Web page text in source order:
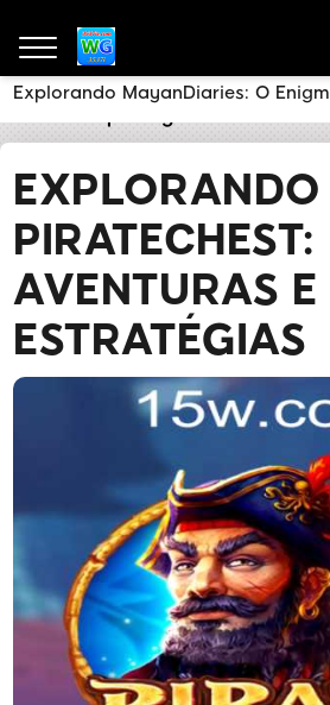
EXPLORANDO
PIRATECHEST:
AVENTURAS E
ESTRATÉGIAS
Explorando MayanDiaries: O